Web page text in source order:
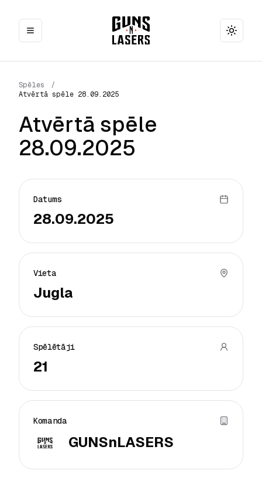
Toggle
Spēles
/
Atvērtā spēle 28.09.2025
Atvērtā spēle
28.09.2025
Datums
28.09.2025
Vieta
Jugla
Spēlētāji
21
Komanda
GUNSnLASERS